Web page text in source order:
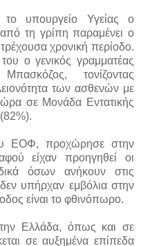
υπουργείο Υγείας ο
τη γρίπη παραμένει ο
χρονική περίοδο.
ο γενικός γραμματέας
τονίζοντας
των ασθενών με
σε Μονάδα Εντατικής
ΕΟΦ, προχώρησε στην
είχαν προηγηθεί οι
όσων ανήκουν στις
υπήρχαν εμβόλια στην
είναι το φθινόπωρο.
Ελλάδα, όπως και σε
σε αυξημένα επίπεδα